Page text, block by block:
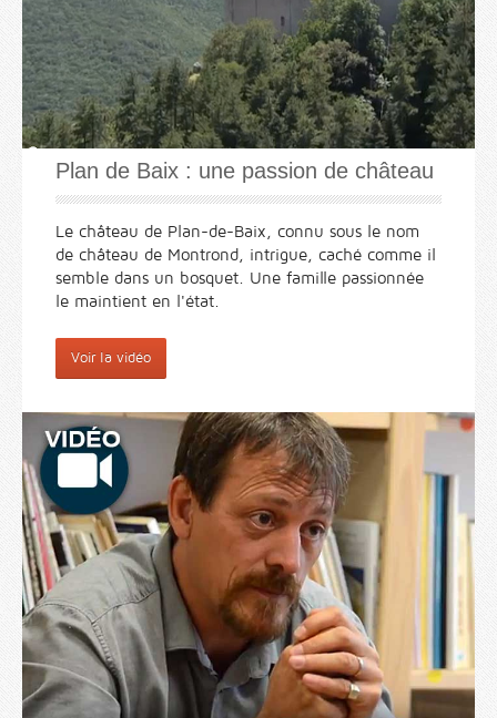
Plan de Baix : une passion de château
Le château de Plan-de-Baix, connu sous le nom
de château de Montrond, intrigue, caché comme il
semble dans un bosquet. Une famille passionnée
le maintient en l'état.
Voir la vidéo